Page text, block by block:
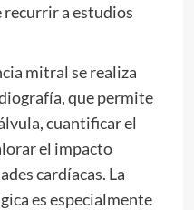
recurrir a estudios
mitral se realiza
que permite
cuantificar el
el impacto
cardíacas. La
es especialmente